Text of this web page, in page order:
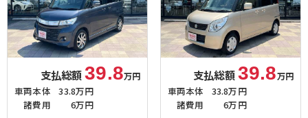
支払総額39.8万円
車両本体
33.8万円
諸費用
6万円
支払総額39.8万円
車両本体
33.8万円
諸費用
6万円